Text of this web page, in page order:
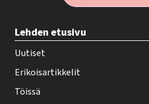
e
h
y
-
Lehden etusivu
Uutiset
Erikoisartikkelit
Töissä